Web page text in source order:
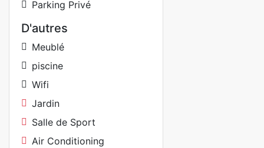
Parking Privé
D'autres
Meublé
piscine
Wifi
Jardin
Salle de Sport
Air Conditioning